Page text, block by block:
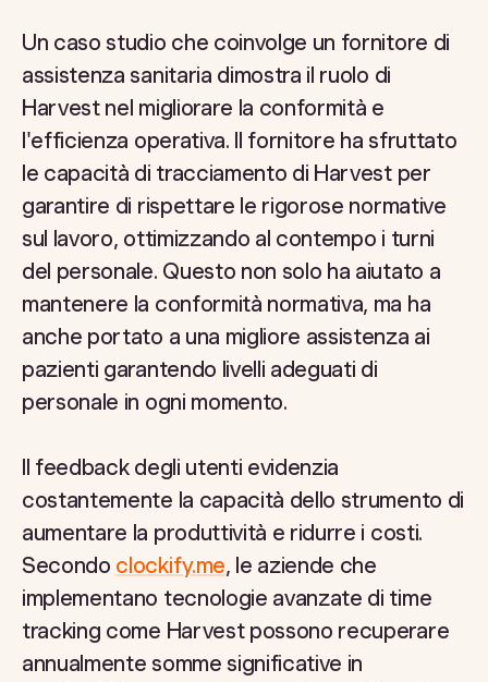
Un caso studio che coinvolge un fornitore di
assistenza sanitaria dimostra il ruolo di
Harvest nel migliorare la conformità e
l'efficienza operativa. Il fornitore ha sfruttato
le capacità di tracciamento di Harvest per
garantire di rispettare le rigorose normative
sul lavoro, ottimizzando al contempo i turni
del personale. Questo non solo ha aiutato a
mantenere la conformità normativa, ma ha
anche portato a una migliore assistenza ai
pazienti garantendo livelli adeguati di
personale in ogni momento.
Il feedback degli utenti evidenzia
costantemente la capacità dello strumento di
aumentare la produttività e ridurre i costi.
Secondo clockify.me, le aziende che
implementano tecnologie avanzate di time
tracking come Harvest possono recuperare
annualmente somme significative in